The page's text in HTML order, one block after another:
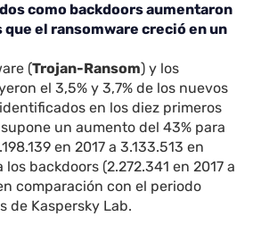
como backdoors aumentaron
que el ransomware creció en un
(Trojan-Ransom) y los
el 3,5% y 3,7% de los nuevos
en los diez primeros
un aumento del 43% para
en 2017 a 3.133.513 en
backdoors (2.272.341 en 2017 a
comparación con el periodo
de Kaspersky Lab.